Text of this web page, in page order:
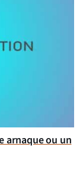
arnaque ou un